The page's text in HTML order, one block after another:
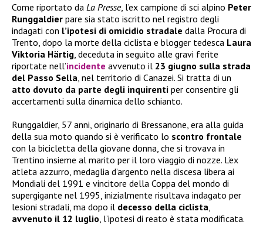
Come riportato da La Presse, l’ex campione di sci alpino Peter
Runggaldier pare sia stato iscritto nel registro degli
indagati con l’ipotesi di omicidio stradale dalla Procura di
Trento, dopo la morte della ciclista e blogger tedesca Laura
Viktoria Härtig , deceduta in seguito alle gravi ferite
riportate nell’incidente avvenuto il 23 giugno sulla strada
del Passo Sella , nel territorio di Canazei. Si tratta di un
atto dovuto da parte degli inquirenti per consentire gli
accertamenti sulla dinamica dello schianto.
Runggaldier, 57 anni, originario di Bressanone, era alla guida
della sua moto quando si è verificato lo scontro frontale
con la bicicletta della giovane donna, che si trovava in
Trentino insieme al marito per il loro viaggio di nozze. L’ex
atleta azzurro, medaglia d’argento nella discesa libera ai
Mondiali del 1991 e vincitore della Coppa del mondo di
supergigante nel 1995, inizialmente risultava indagato per
lesioni stradali, ma dopo il decesso della ciclista
avvenuto il 12 luglio , l’ipotesi di reato è stata modificata.